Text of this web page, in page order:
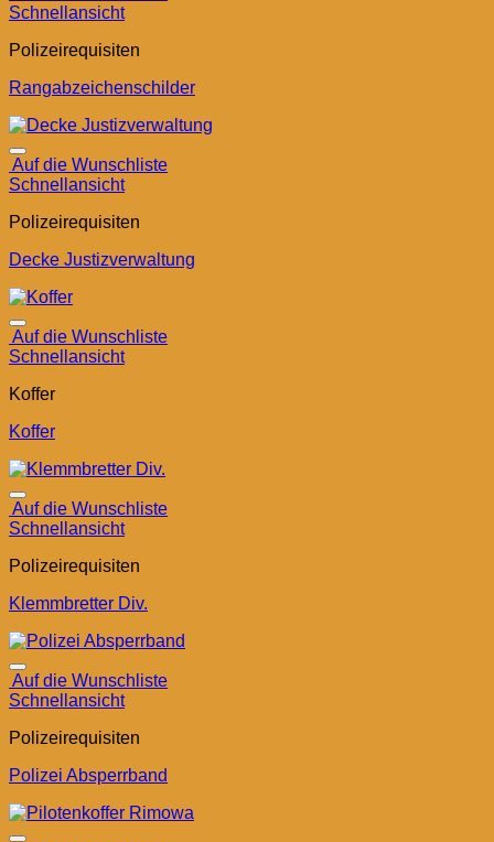
Schnellansicht
Polizeirequisiten
Rangabzeichenschilder
Auf die Wunschliste
Schnellansicht
Polizeirequisiten
Decke Justizverwaltung
Auf die Wunschliste
Schnellansicht
Koffer
Koffer
Auf die Wunschliste
Schnellansicht
Polizeirequisiten
Klemmbretter Div.
Auf die Wunschliste
Schnellansicht
Polizeirequisiten
Polizei Absperrband